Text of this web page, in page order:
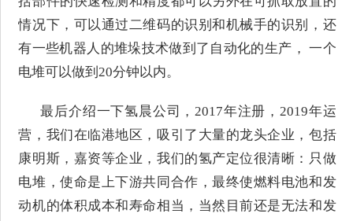
情况下，可以通过二维码的识别和机械手的识别，还
有一些机器人的堆垛技术做到了自动化的生产， 一个
电堆可以做到20分钟以内。
最后介绍一下氢晨公司，2017年注册，2019年运
营，我们在临港地区，吸引了大量的龙头企业，包括
康明斯，嘉资等企业，我们的氢产定位很清晰：只做
电堆，使命是上下游共同合作，最终使燃料电池和发
动机的体积成本和寿命相当，当然目前还是无法和发